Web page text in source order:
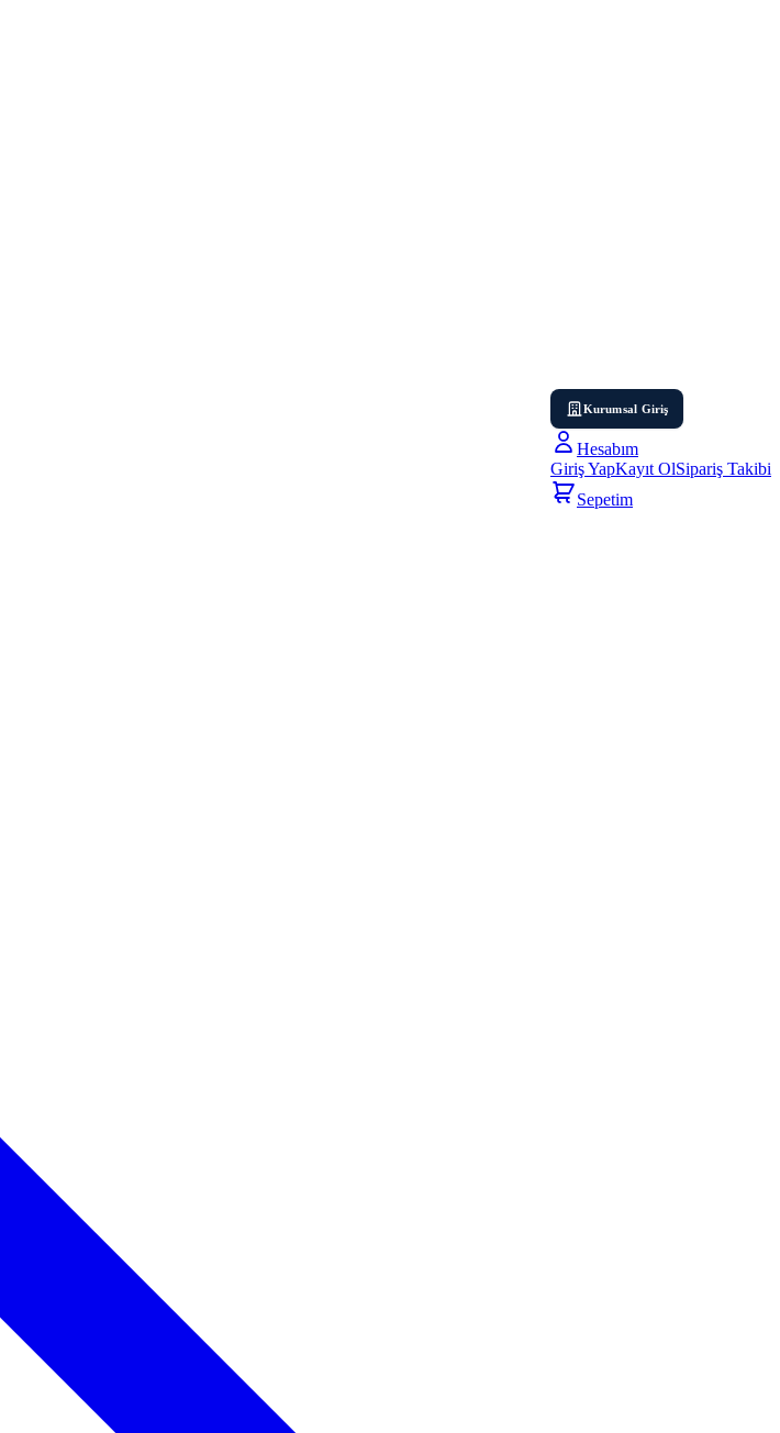
Kurumsal Giriş
Hesabım
Giriş YapKayıt OlSipariş Takibi
Sepetim